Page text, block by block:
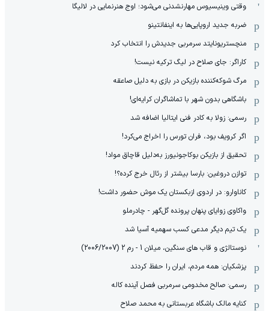
وقتی وینیسیوس مهارنشدنی می‌شود؛ اوج هنرنمایی در لالیگا
ضربه جدید اروپایی‌ها به اینفانتینو
منچستریونایتد سرمربی جدیدش را انتخاب کرد
کاراگر: جای صلاح در لیگ ترکیه نیست!
مرگ شوکه‌کننده بازیکن در بازی به دلیل صاعقه
باشگاهی بدون شهر با تماشاگران کرایه‌ای!
رسمی: زولا به کادر فنی ایتالیا اضافه شد
اگر کرویف بود، فران تورس را اخراج می‌کرد!
تحقیق از بازیکن بوکاجونیورز به‌دلیل قاچاق مواد!
توازن دروغین: بارسا بیشتر از رئال خرج کرده؟!
کاناوارو: در اردوی ازبکستان یک موش حضور داشت!
واکاوی زوایای پنهان پرونده گل‌گهر - چادرملو
یک تیم دیگر مدعی کسب سهمیه آسیا شد
نوستالژی و قاب های سنگین، میلان 1 - رم 2 (2006/2007)
پزشکیان: همه مردم، ایران را حفظ کردند
رسمی: صالح مخدومی سرمربی فصل آینده کاله
کنایه مالک باشگاه عربستانی به محمد صلاح